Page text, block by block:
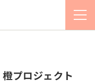
プロジェクト